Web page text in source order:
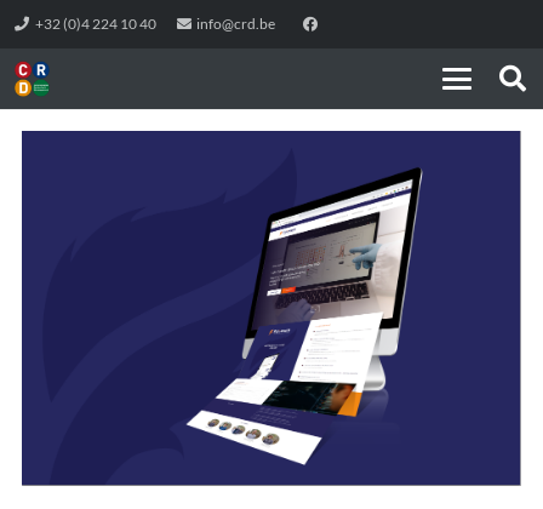
+32 (0)4 224 10 40 info@crd.be